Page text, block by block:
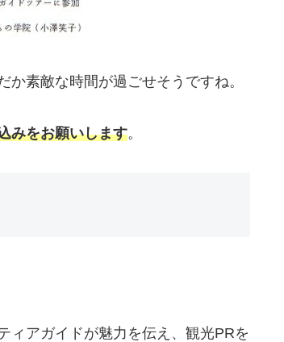
素敵な時間が過ごせそうですね。
みをお願いします。
ィアガイドが魅力を伝え、観光PRを